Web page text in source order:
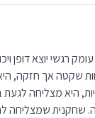
עומק רגשי יוצא
שקטה אך חזקה,
היא מצליחה לגעת
שחקנית שמצליחה